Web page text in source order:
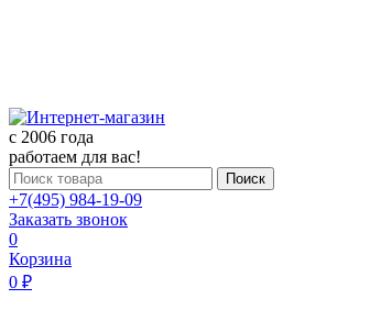
c 2006 года
работаем для вас!
Поиск
+7(495) 984-19-09
Заказать звонок
0
Корзина
0 ₽